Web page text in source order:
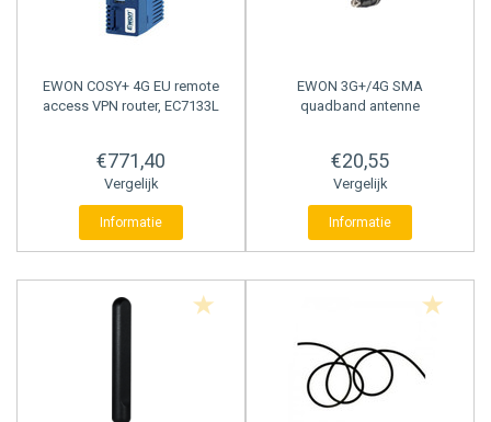
EWON COSY+ 4G EU remote
access VPN router, EC7133L
€771,40
Vergelijk
Informatie
EWON 3G+/4G SMA
quadband antenne
€20,55
Vergelijk
Informatie